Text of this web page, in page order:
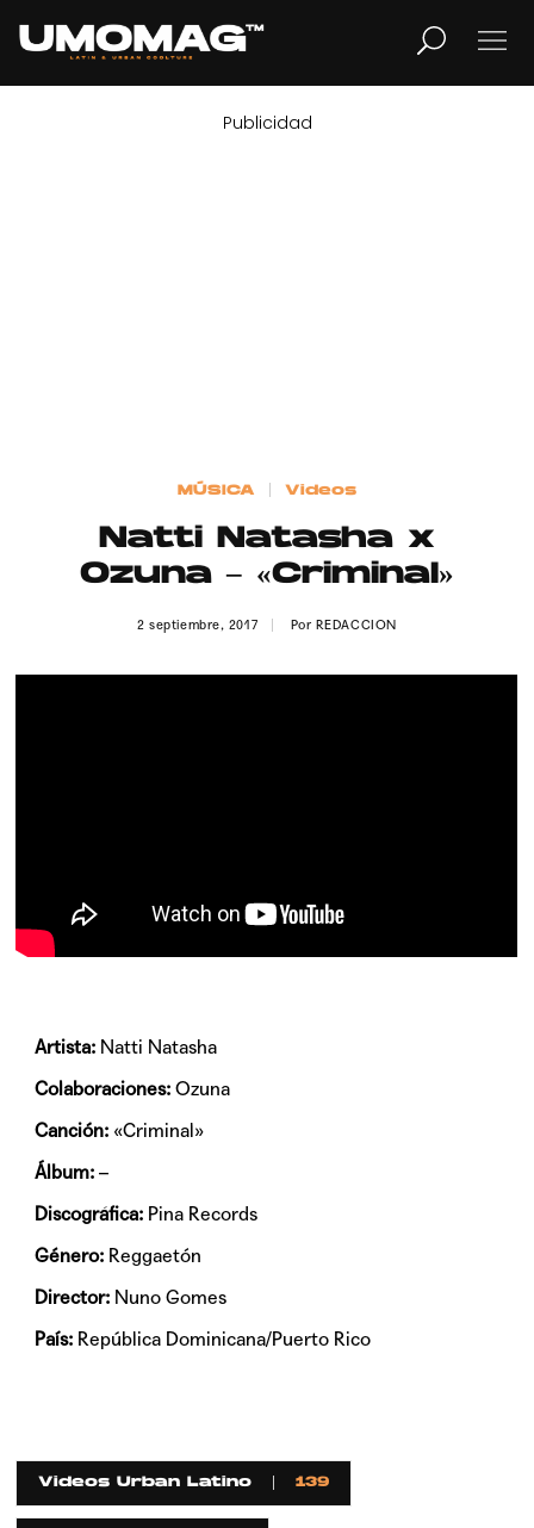
LIFESTYLE
Publicidad
MÚSICA Videos
Natti Natasha x
Ozuna – «Criminal»
2 septiembre, 2017 Por REDACCION
Artista: Natti Natasha
Colaboraciones: Ozuna
Canción: «Criminal»
Álbum: –
Discográfica: Pina Records
Género: Reggaetón
Director: Nuno Gomes
País: República Dominicana/Puerto Rico
Videos Urban Latino 139